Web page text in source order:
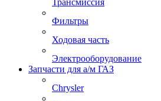
Трансмиссия
Фильтры
Ходовая часть
Электрооборудование
Запчасти для а/м ГАЗ
Chrysler